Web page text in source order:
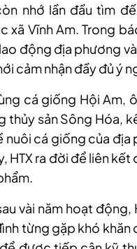
nhớ lần đầu tìm
xã Vĩnh Am. Trong
động địa phương
cảm nhận đầy đủ ý
cá giống Hội Am,
thủy sản Sông Hóa,
nuôi cá giống của
HTX ra đời để liên
vài năm hoạt
từng gặp khó khăn